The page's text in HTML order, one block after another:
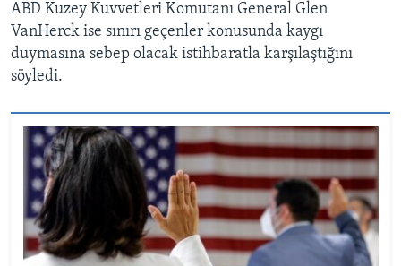
ABD Kuzey Kuvvetleri Komutanı General Glen
VanHerck ise sınırı geçenler konusunda kaygı
duymasına sebep olacak istihbaratla karşılaştığını
söyledi.